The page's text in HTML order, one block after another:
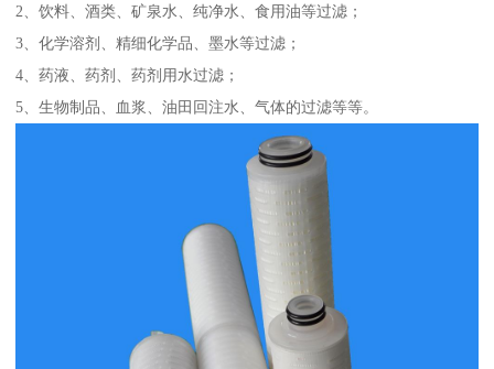
2、饮料、酒类、矿泉水、纯净水、食用油等过滤；
3、化学溶剂、精细化学品、墨水等过滤；
4、药液、药剂、药剂用水过滤；
5、生物制品、血浆、油田回注水、气体的过滤等等。